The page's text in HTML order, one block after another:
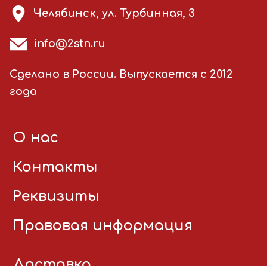
Челябинск, ул. Турбинная, 3
info@2stn.ru
Сделано в России. Выпускается с 2012
года
О нас
Контакты
Реквизиты
Правовая информация